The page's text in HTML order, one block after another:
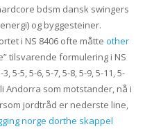
bdsm dansk swingers
og byggesteiner.
i NS 8406 ofte måtte other
tilsvarende formulering i NS
5-5, 5-6, 5-7, 5-8, 5-9, 5-11, 5-
Andorra som motstander, nå i
jordtråd er nederste line,
norge dorthe skappel